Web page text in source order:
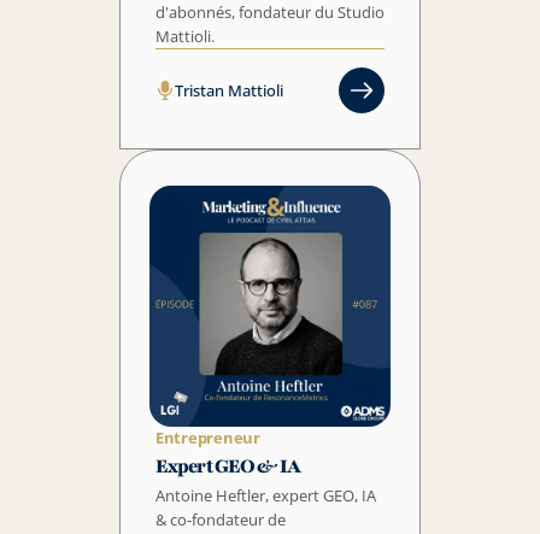
d'abonnés, fondateur du Studio
Mattioli.
Tristan Mattioli
Entrepreneur
Expert GEO & IA
Antoine Heftler, expert GEO, IA
& co-fondateur de